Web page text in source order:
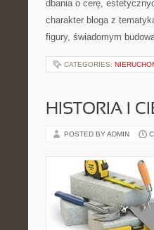
dbania o cerę,
charakter bloga z
figury, świadomym
CATEGORIES:
HISTORIA I
POSTED BY ADMIN